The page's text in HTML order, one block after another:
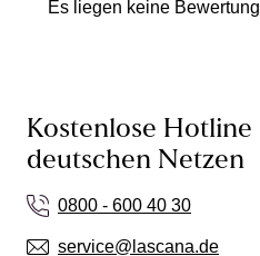
Es liegen keine
Kostenlose Hotline
deutschen Netzen
0800 - 600 40 30
service@lascana.de